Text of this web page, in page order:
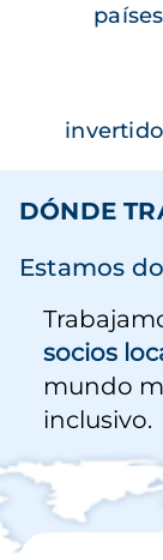
DÓNDE
Estamos
socios
mundo
inclusivo.
Imagen